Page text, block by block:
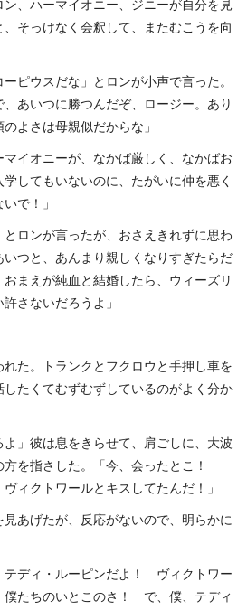
、ハーマイオニー、ジニーが自分を見
そっけなく会釈して、またむこうを向
ピウスだな」とロンが小声で言った。
、あいつに勝つんだぞ、ロージー。あり
よさは母親似だからな」
マイオニーが、なかば厳しく、なかばお
してもいないのに、たがいに仲を悪く
で！」
とロンが言ったが、おさえきれずに思わ
つと、あんまり親しくなりすぎたらだ
まえが純血と結婚したら、ウィーズリ
さないだろうよ」
た。トランクとフクロウと手押し車を
たくてむずむずしているのがよく分か
よ」彼は息をきらせて、肩ごしに、大波
方を指さした。「今、会ったとこ！
ィクトワールとキスしてたんだ！」
あげたが、反応がないので、明らかに
テディ・ルーピンだよ！ ヴィクトワー
たちのいとこのさ！ で、僕、テディ